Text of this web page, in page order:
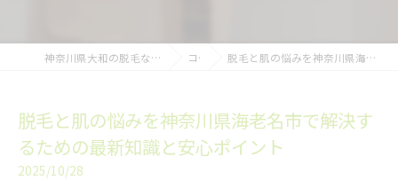
神奈川県大和の脱毛ならメンズ脱毛サロンRASHINDO大和店 コラム 脱毛と肌の悩みを神奈川県海老名市で解決するための最新知識と安心ポイント
脱毛と肌の悩みを神奈川県海老名市で解決す
るための最新知識と安心ポイント
2025/10/28